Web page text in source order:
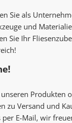
Sie als
und
Sie Ihr
Produkten
zu Versand und
per E-Mail, wir